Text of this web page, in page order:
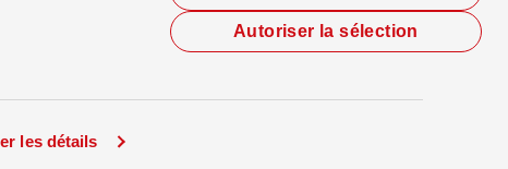
les détails
Autoriser la sélection
Mode clairMode sombre